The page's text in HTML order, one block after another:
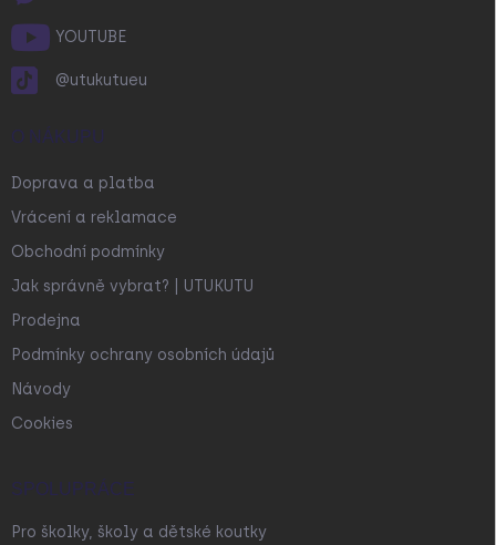
YOUTUBE
@utukutueu
O NÁKUPU
Doprava a platba
Vrácení a reklamace
Obchodní podmínky
Jak správně vybrat? | UTUKUTU
Prodejna
Podmínky ochrany osobních údajů
Návody
Cookies
SPOLUPRÁCE
Pro školky, školy a dětské koutky